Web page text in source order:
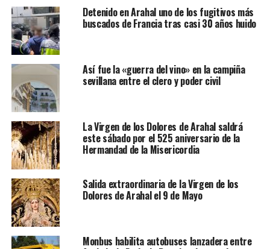
Detenido en Arahal uno de los fugitivos más
buscados de Francia tras casi 30 años huido
Así fue la «guerra del vino» en la campiña
sevillana entre el clero y poder civil
La Virgen de los Dolores de Arahal saldrá
este sábado por el 525 aniversario de la
Hermandad de la Misericordia
Salida extraordinaria de la Virgen de los
Dolores de Arahal el 9 de Mayo
Monbus habilita autobuses lanzadera entre